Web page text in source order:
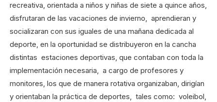
recreativa, orientada a niños y niñas de siete a quince años,
disfrutaran de las vacaciones de invierno, aprendieran y
socializaran con sus iguales de una mañana dedicada al
deporte, en la oportunidad se distribuyeron en la cancha
distintas estaciones deportivas, que contaban con toda la
implementación necesaria, a cargo de profesores y
monitores, los que de manera rotativa organizaban, dirigían
y orientaban la práctica de deportes, tales como: voleibol,